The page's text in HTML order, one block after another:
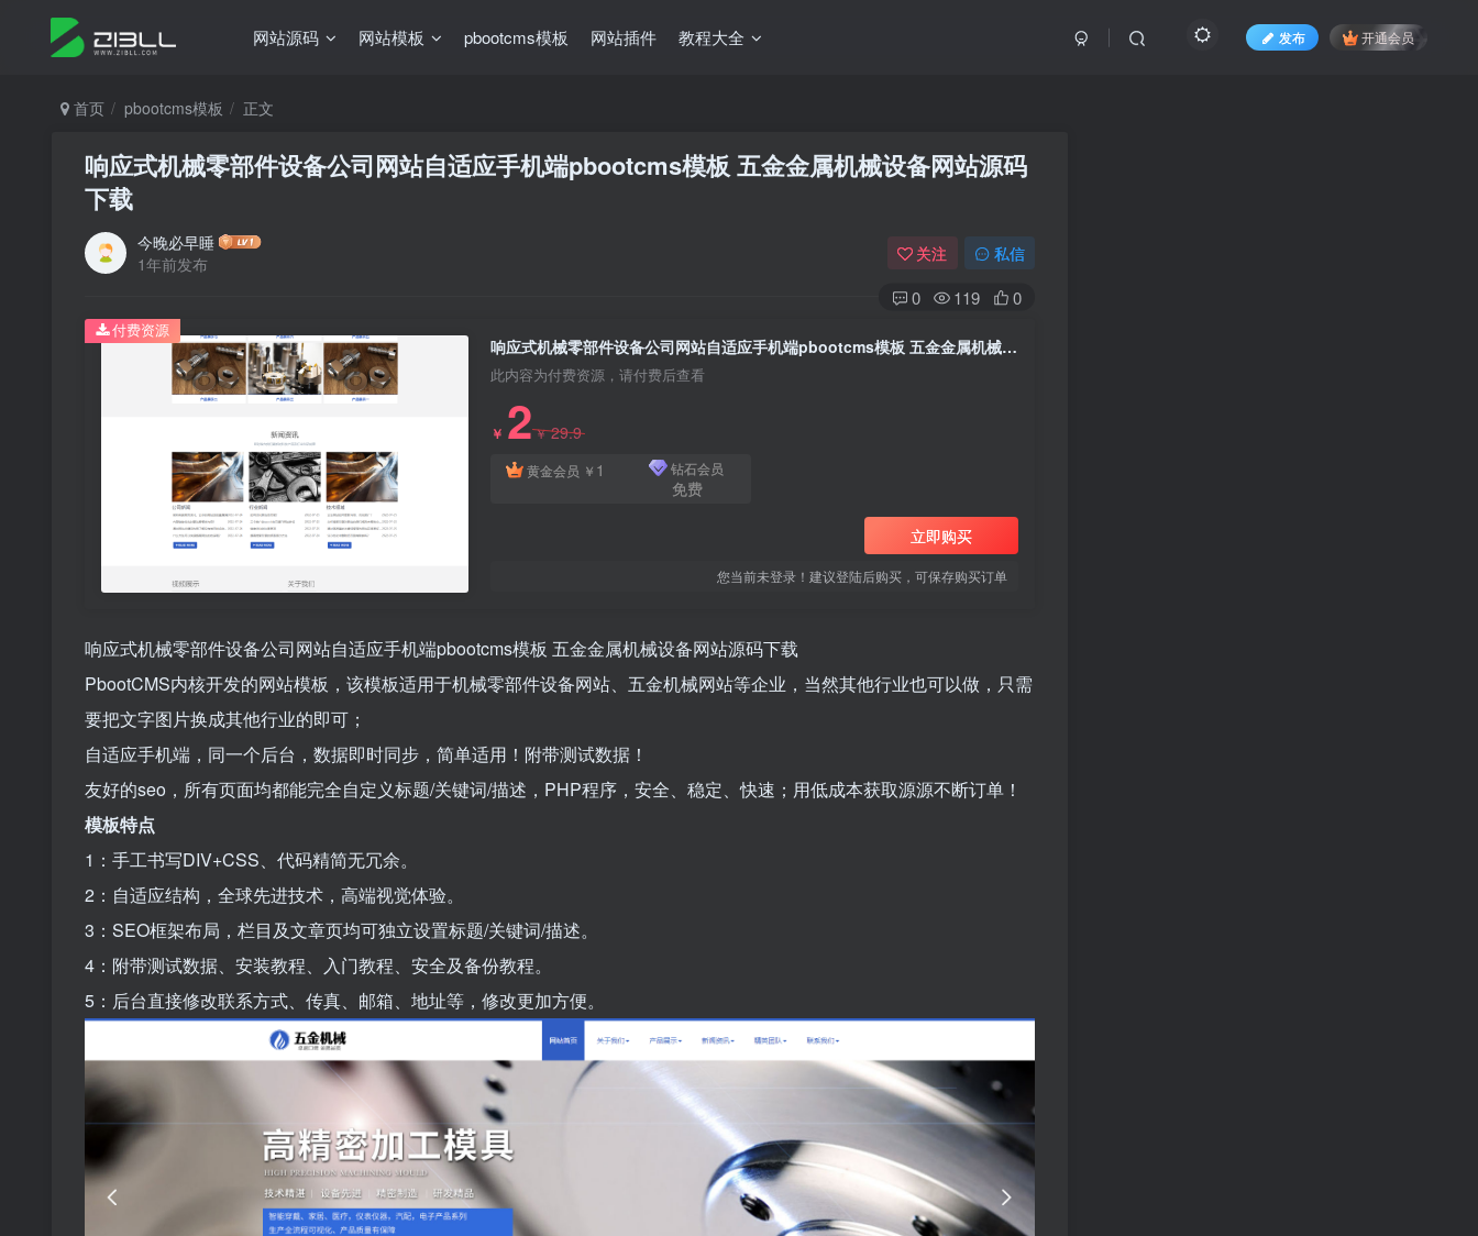
网站源码 网站模板 pbootcms模板 网站插件 教程大全 发布 开通会员
首页 pbootcms模板 正文
响应式机械零部件设备公司网站自适应手机端pbootcms模板 五金金属机械设备网站源码
下载
今晚必早睡
1年前发布
关注 私信
0 119 0
响应式机械零部件设备公司网站自适应手机端pbootcms模板 五金金属机械设备网站源码下载
此内容为付费资源，请付费后查看
￥ 2￥29.9
黄金会员 ￥ 1 钻石会员
免费
立即购买
您当前未登录！建议登陆后购买，可保存购买订单
付费资源
响应式机械零部件设备公司网站自适应手机端pbootcms模板 五金金属机械设备网站源码下载
PbootCMS内核开发的网站模板，该模板适用于机械零部件设备网站、五金机械网站等企业，当然其他行业也可以做，只需
要把文字图片换成其他行业的即可；
自适应手机端，同一个后台，数据即时同步，简单适用！附带测试数据！
友好的seo，所有页面均都能完全自定义标题/关键词/描述，PHP程序，安全、稳定、快速；用低成本获取源源不断订单！
模板特点
1：手工书写DIV+CSS、代码精简无冗余。
2：自适应结构，全球先进技术，高端视觉体验。
3：SEO框架布局，栏目及文章页均可独立设置标题/关键词/描述。
4：附带测试数据、安装教程、入门教程、安全及备份教程。
5：后台直接修改联系方式、传真、邮箱、地址等，修改更加方便。